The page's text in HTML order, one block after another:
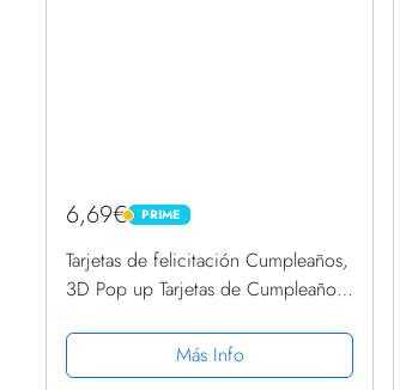
6,69€ PRIME
PRIME
Tarjetas de felicitación Cumpleaños,
3D Pop up Tarjetas de Cumpleaños,
de Pastel y Vela en 3D, Tarjeta de
felicitación con...
Más Info